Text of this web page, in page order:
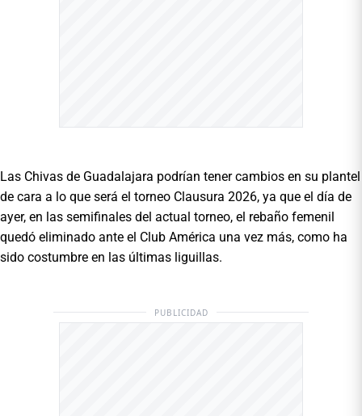
Las Chivas de Guadalajara podrían tener cambios en su plantel
de cara a lo que será el torneo Clausura 2026, ya que el día de
ayer, en las semifinales del actual torneo, el rebaño femenil
quedó eliminado ante el Club América una vez más, como ha
sido costumbre en las últimas liguillas.
PUBLICIDAD